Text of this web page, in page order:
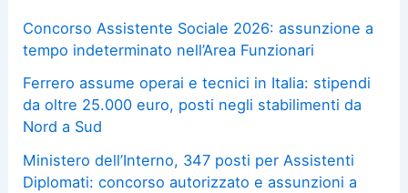
Concorso Assistente Sociale 2026: assunzione a
tempo indeterminato nell’Area Funzionari
Ferrero assume operai e tecnici in Italia: stipendi
da oltre 25.000 euro, posti negli stabilimenti da
Nord a Sud
Ministero dell’Interno, 347 posti per Assistenti
Diplomati: concorso autorizzato e assunzioni a